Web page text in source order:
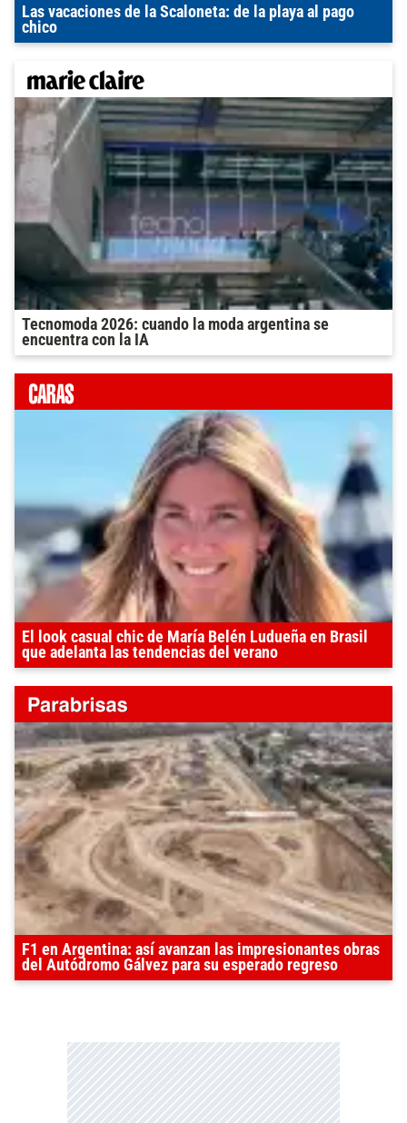
Las vacaciones de la Scaloneta: de la playa al pago
chico
Tecnomoda 2026: cuando la moda argentina se
encuentra con la IA
El look casual chic de María Belén Ludueña en Brasil
que adelanta las tendencias del verano
F1 en Argentina: así avanzan las impresionantes obras
del Autódromo Gálvez para su esperado regreso